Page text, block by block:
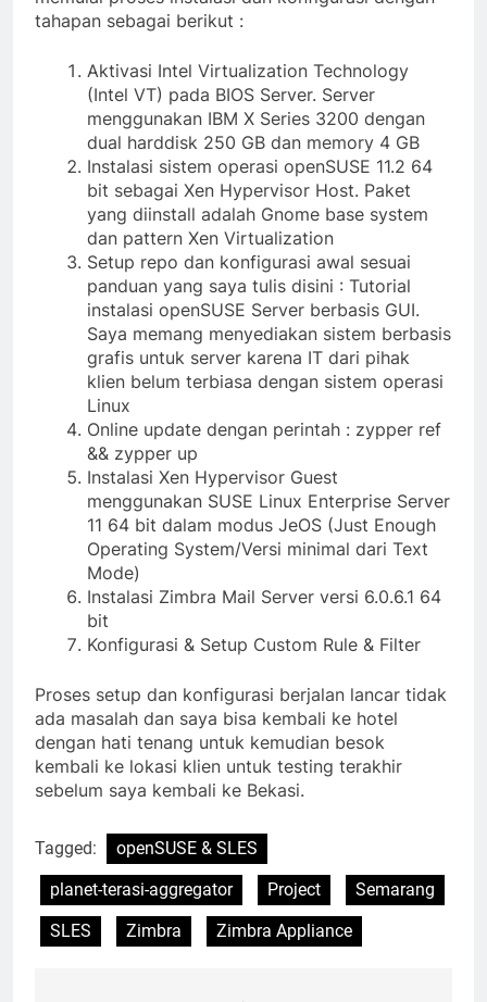
tahapan sebagai berikut :
Aktivasi Intel Virtualization Technology
(Intel VT) pada BIOS Server. Server
menggunakan IBM X Series 3200 dengan
dual harddisk 250 GB dan memory 4 GB
Instalasi sistem operasi openSUSE 11.2 64
bit sebagai Xen Hypervisor Host. Paket
yang diinstall adalah Gnome base system
dan pattern Xen Virtualization
Setup repo dan konfigurasi awal sesuai
panduan yang saya tulis disini : Tutorial
instalasi openSUSE Server berbasis GUI.
Saya memang menyediakan sistem berbasis
grafis untuk server karena IT dari pihak
klien belum terbiasa dengan sistem operasi
Linux
Online update dengan perintah : zypper ref
&& zypper up
Instalasi Xen Hypervisor Guest
menggunakan SUSE Linux Enterprise Server
11 64 bit dalam modus JeOS (Just Enough
Operating System/Versi minimal dari Text
Mode)
Instalasi Zimbra Mail Server versi 6.0.6.1 64
bit
Konfigurasi & Setup Custom Rule & Filter
Proses setup dan konfigurasi berjalan lancar tidak
ada masalah dan saya bisa kembali ke hotel
dengan hati tenang untuk kemudian besok
kembali ke lokasi klien untuk testing terakhir
sebelum saya kembali ke Bekasi.
Tagged:
openSUSE & SLES
planet-terasi-aggregator
Project
Semarang
SLES
Zimbra Zimbra Appliance